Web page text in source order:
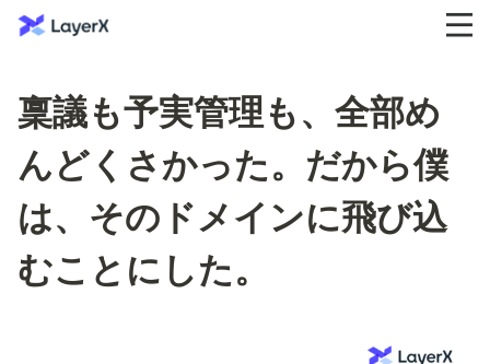
稟議も予実管理も、全部め
んどくさかった。だから僕
は、そのドメインに飛び込
むことにした。